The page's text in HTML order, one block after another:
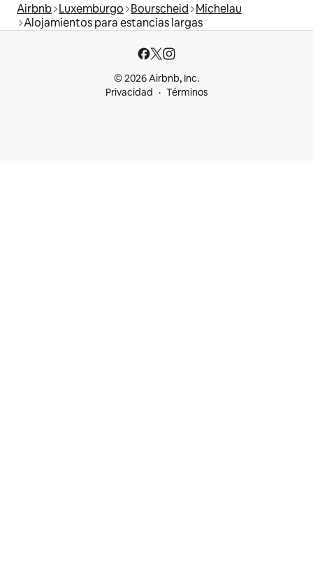
Airbnb Luxemburgo Bourscheid Michelau
Alojamientos para estancias largas
© 2026 Airbnb, Inc.
Privacidad
Términos